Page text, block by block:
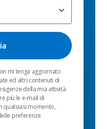
mi tenga aggiornato
ed altri contenuti di
della mia attività.
più le e-mail di
qualsiasi momento,
preferenze